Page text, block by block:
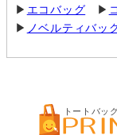
▶ エコバッグ ▶
▶ ノベルティバッ
トートバッ